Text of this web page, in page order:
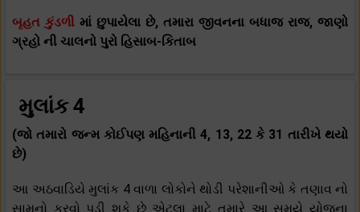
બૃહત કુંડળી માં છુપાયેલા છે, તમારા જીવનના બધાજ રાજ, જાણો
ગ્રહો ની ચાલનો પુરો હિસાબ-કિતાબ
મુલાંક 4
(જો તમારો જન્મ કોઈપણ મહિનાની 4, 13, 22 કે 31 તારીખે થયો
છે)
આ અઠવાડિયે મુલાંક 4 વાળા લોકોને થોડી પરેશાનીઓ કે તણાવ નો
સામનો કરવો પડી શકે છે એટલા માટે તમારે આ સમયે યોજના